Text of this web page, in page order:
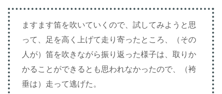
ますます笛を吹いていくので、試してみようと思
って、足を高く上げて走り寄ったところ、（その
人が）笛を吹きながら振り返った様子は、取りか
かることができるとも思われなかったので、（袴
垂は）走って逃げた。